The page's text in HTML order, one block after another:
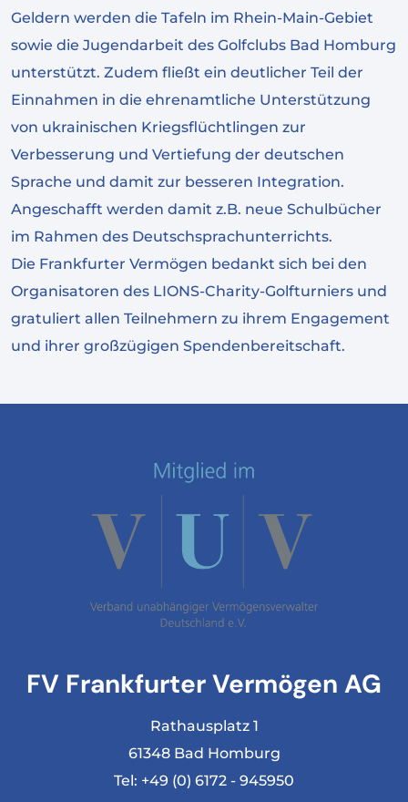
Geldern werden die Tafeln im Rhein-Main-Gebiet
sowie die Jugendarbeit des Golfclubs Bad Homburg
unterstützt. Zudem fließt ein deutlicher Teil der
Einnahmen in die ehrenamtliche Unterstützung
von ukrainischen Kriegsflüchtlingen zur
Verbesserung und Vertiefung der deutschen
Sprache und damit zur besseren Integration.
Angeschafft werden damit z.B. neue Schulbücher
im Rahmen des Deutschsprachunterrichts.
Die Frankfurter Vermögen bedankt sich bei den
Organisatoren des LIONS-Charity-Golfturniers und
gratuliert allen Teilnehmern zu ihrem Engagement
und ihrer großzügigen Spendenbereitschaft.
FV Frankfurter Vermögen AG
Rathausplatz 1
61348 Bad Homburg
Tel: +49 (0) 6172 - 945950